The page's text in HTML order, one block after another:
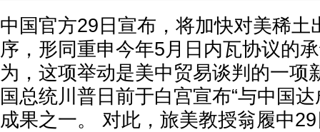
中国官方29日宣布，将加快对美稀土
序，形同重申今年5月日内瓦协议的
为，这项举动是美中贸易谈判的一项
国总统川普日前于白宫宣布“与中国
成果之一。 对此，旅美教授翁履中